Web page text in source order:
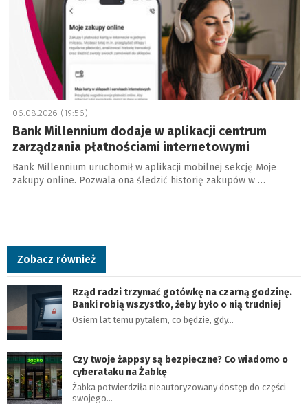
06.08.2026 (19:56)
Bank Millennium dodaje w aplikacji centrum
zarządzania płatnościami internetowymi
Bank Millennium uruchomił w aplikacji mobilnej sekcję Moje
zakupy online. Pozwala ona śledzić historię zakupów w …
Zobacz również
Rząd radzi trzymać gotówkę na czarną godzinę.
Banki robią wszystko, żeby było o nią trudniej
Osiem lat temu pytałem, co będzie, gdy…
Czy twoje żappsy są bezpieczne? Co wiadomo o
cyberataku na Żabkę
Żabka potwierdziła nieautoryzowany dostęp do części
swojego…